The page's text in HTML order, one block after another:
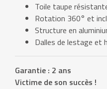
Toile taupe
Rotation 360° et
Structure en
Dalles de lestage et
Garantie : 2 ans
Victime de son succès !